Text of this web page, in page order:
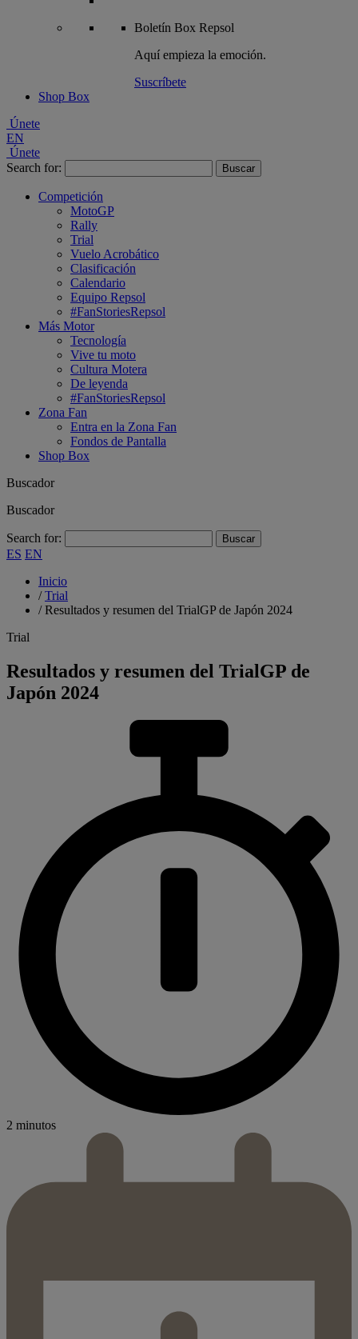
Boletín Box Repsol
Aquí empieza la emoción.
Suscríbete
Shop Box
Únete
EN
Únete
Search for:
Competición
MotoGP
Rally
Trial
Vuelo Acrobático
Clasificación
Calendario
Equipo Repsol
#FanStoriesRepsol
Más Motor
Tecnología
Vive tu moto
Cultura Motera
De leyenda
#FanStoriesRepsol
Zona Fan
Entra en la Zona Fan
Fondos de Pantalla
Shop Box
Buscador
Buscador
Search for:
ES EN
Inicio
/Trial
/Resultados y resumen del TrialGP de Japón 2024
Trial
Resultados y resumen del TrialGP de
Japón 2024
2 minutos